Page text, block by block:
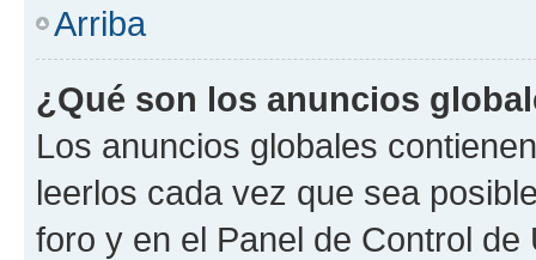
Arriba
¿Qué son los anuncios
Los anuncios globales
leerlos cada vez que sea
foro y en el Panel de Control